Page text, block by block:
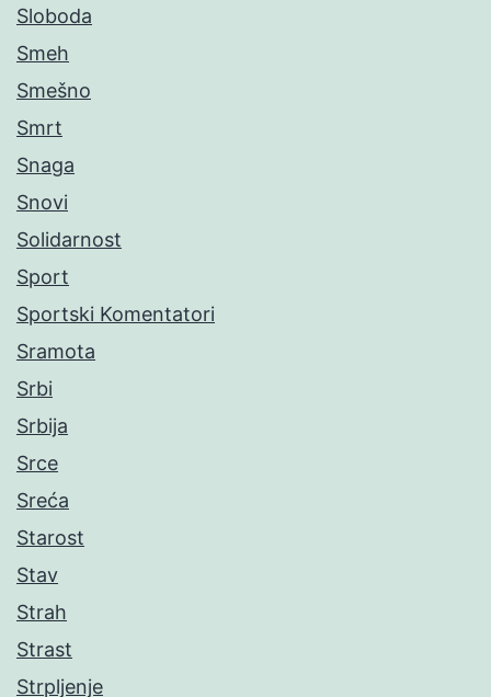
Sloboda
Smeh
Smešno
Smrt
Snaga
Snovi
Solidarnost
Sport
Sportski Komentatori
Sramota
Srbi
Srbija
Srce
Sreća
Starost
Stav
Strah
Strast
Strpljenje